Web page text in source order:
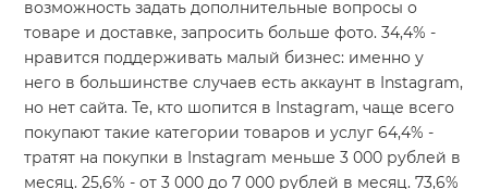
возможность задать дополнительные вопросы о
товаре и доставке, запросить больше фото. 34,4% -
нравится поддерживать малый бизнес: именно у
него в большинстве случаев есть аккаунт в Instagram,
но нет сайта. Те, кто шопится в Instagram, чаще всего
покупают такие категории товаров и услуг 64,4% -
тратят на покупки в Instagram меньше 3 000 рублей в
месяц. 25,6% - от 3 000 до 7 000 рублей в месяц. 73,6%